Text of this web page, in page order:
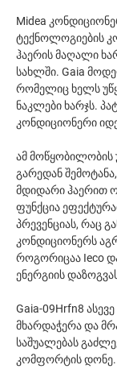
Midea
ტექნოლოგიების
ჰაერის მაღალი
სახლში. Gaia
რომელიც ხელს
ნაკლები ხარჯს.
კონდიციონერი
ამ მოწყობილობის
გარედან
მდიდარი ჰაერით
ფუნქცია
პრევენციას, რაც
კონდიციონერს
როგორიცაა Ieco
ენერგიის
Gaia-09Hrfn8
მხარდაჭერა და
საშუალებას
კომფორტის